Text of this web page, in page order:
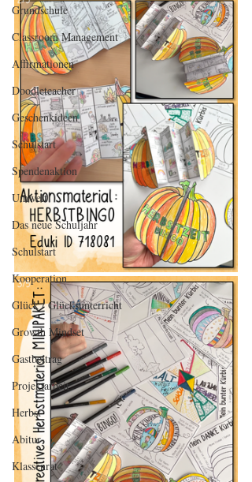
Grundschule
Classroom Management
Affirmationen
Doodleteacher
Geschenkideen
Schulstart
Spendenaktion
Umwelt
Das neue Schuljahr
Schulstart
Kooperation
Glück / Glücksunterricht
Growth Mindset
Gastbeitrag
Projektarbeit
Herbst
Abitur
Klassenrat